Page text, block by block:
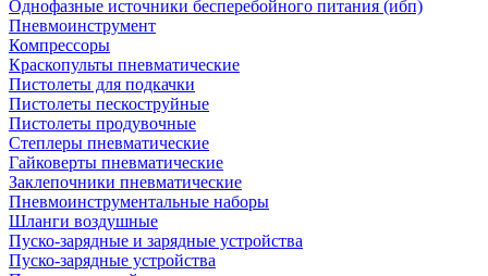
Однофазные источники бесперебойного питания (ибп)
Пневмоинструмент
Компрессоры
Краскопульты пневматические
Пистолеты для подкачки
Пистолеты пескоструйные
Пистолеты продувочные
Степлеры пневматические
Гайковерты пневматические
Заклепочники пневматические
Пневмоинструментальные наборы
Шланги воздушные
Пуско-зарядные и зарядные устройства
Пуско-зарядные устройства